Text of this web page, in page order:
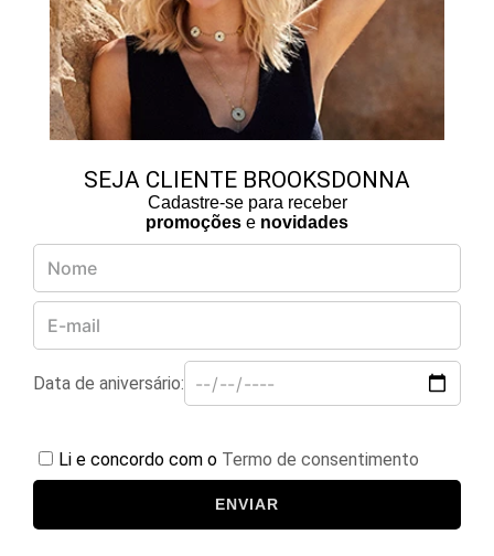
SEJA CLIENTE BROOKSDONNA
Cadastre-se para receber
promoções e novidades
Data de aniversário:
Li e concordo com o Termo de consentimento
ENVIAR